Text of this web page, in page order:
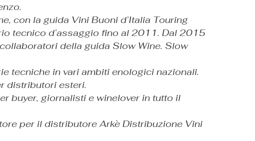
con la guida Vini Buoni d’Italia Touring
tecnico d’assaggio fino al 2011. Dal 2015
della guida Slow Wine. Slow
tecniche in vari ambiti enologici nazionali.
distributori esteri.
buyer, giornalisti e winelover in tutto il
per il distributore Arkè Distribuzione Vini